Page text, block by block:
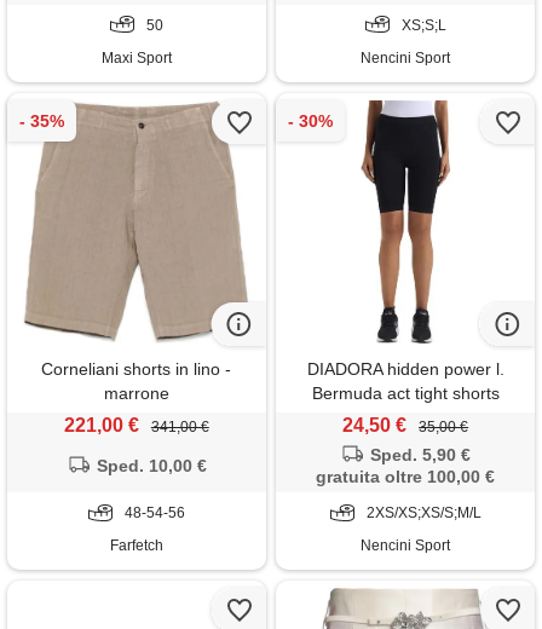
50
Maxi Sport
XS;S;L
Nencini Sport
Corneliani shorts in lino -
marrone
221,00 € 341,00 €
Sped. 10,00 €
48-54-56
Farfetch
DIADORA hidden power l.
Bermuda act tight shorts
donna
24,50 € 35,00 €
Sped. 5,90 €
gratuita oltre 100,00 €
2XS/XS;XS/S;M/L
Nencini Sport